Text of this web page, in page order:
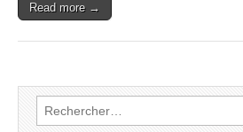
Read more →
Rechercher :